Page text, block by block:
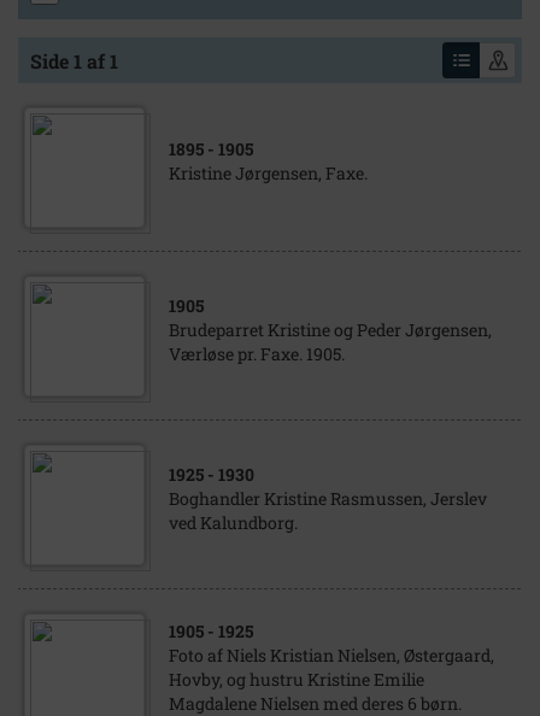
Side 1 af 1
1895 - 1905
Kristine Jørgensen, Faxe.
1905
Brudeparret Kristine og Peder Jørgensen,
Værløse pr. Faxe. 1905.
1925 - 1930
Boghandler Kristine Rasmussen, Jerslev
ved Kalundborg.
1905 - 1925
Foto af Niels Kristian Nielsen, Østergaard,
Hovby, og hustru Kristine Emilie
Magdalene Nielsen med deres 6 børn.